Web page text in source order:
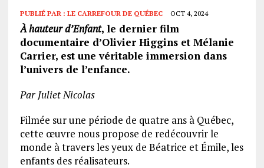
PUBLIÉ PAR : LE CARREFOUR DE QUÉBEC OCT 4, 2024
À hauteur d’Enfant, le dernier film
documentaire d’Olivier Higgins et Mélanie
Carrier, est une véritable immersion dans
l’univers de l’enfance.
Par Juliet Nicolas
Filmée sur une période de quatre ans à Québec,
cette œuvre nous propose de redécouvrir le
monde à travers les yeux de Béatrice et Émile, les
enfants des réalisateurs.